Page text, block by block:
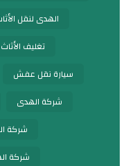
الهدى لنقل
تغليف الأثاث
سيارة نقل عفش
شركة الهدى
شركة
شركة